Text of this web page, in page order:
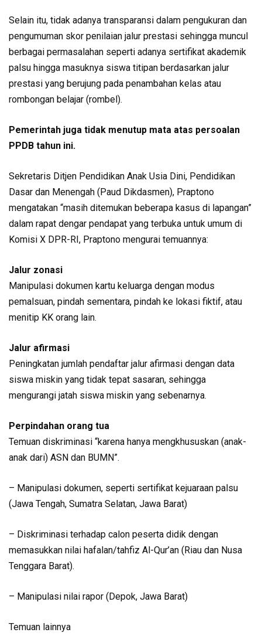
Selain itu, tidak adanya transparansi dalam pengukuran dan
pengumuman skor penilaian jalur prestasi sehingga muncul
berbagai permasalahan seperti adanya sertifikat akademik
palsu hingga masuknya siswa titipan berdasarkan jalur
prestasi yang berujung pada penambahan kelas atau
rombongan belajar (rombel).
Pemerintah juga tidak menutup mata atas persoalan
PPDB tahun ini.
Sekretaris Ditjen Pendidikan Anak Usia Dini, Pendidikan
Dasar dan Menengah (Paud Dikdasmen), Praptono
mengatakan “masih ditemukan beberapa kasus di lapangan”
dalam rapat dengar pendapat yang terbuka untuk umum di
Komisi X DPR-RI, Praptono mengurai temuannya:
Jalur zonasi
Manipulasi dokumen kartu keluarga dengan modus
pemalsuan, pindah sementara, pindah ke lokasi fiktif, atau
menitip KK orang lain.
Jalur afirmasi
Peningkatan jumlah pendaftar jalur afirmasi dengan data
siswa miskin yang tidak tepat sasaran, sehingga
mengurangi jatah siswa miskin yang sebenarnya.
Perpindahan orang tua
Temuan diskriminasi “karena hanya mengkhususkan (anak-
anak dari) ASN dan BUMN”.
– Manipulasi dokumen, seperti sertifikat kejuaraan palsu
(Jawa Tengah, Sumatra Selatan, Jawa Barat)
– Diskriminasi terhadap calon peserta didik dengan
memasukkan nilai hafalan/tahfiz Al-Qur’an (Riau dan Nusa
Tenggara Barat).
– Manipulasi nilai rapor (Depok, Jawa Barat)
Temuan lainnya